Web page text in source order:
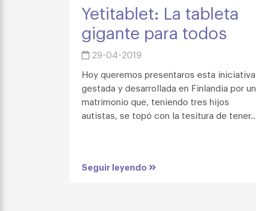
Yetitablet: La tableta
gigante para todos
29-04-2019
Hoy queremos presentaros esta iniciativa
gestada y desarrollada en Finlandia por un
matrimonio que, teniendo tres hijos
autistas, se topó con la tesitura de tener...
Seguir leyendo